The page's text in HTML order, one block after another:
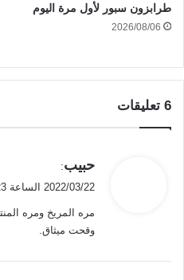
طرابزون سبور لأول مرة اليوم
2026/08/06
‫6 تعليقات
ي
ل
حبيب:
2022/03/22 الساعة 11:23 م
وقحت ميثاق.